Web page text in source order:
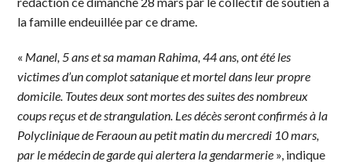
la famille endeuillée par ce drame.
« Manel, 5 ans et sa maman Rahima, 44 ans, ont été les
victimes d’un complot satanique et mortel dans leur propre
domicile. Toutes deux sont mortes des suites des nombreux
coups reçus et de strangulation. Les décès seront confirmés à la
Polyclinique de Feraoun au petit matin du mercredi 10 mars,
par le médecin de garde qui alertera la gendarmerie », indique